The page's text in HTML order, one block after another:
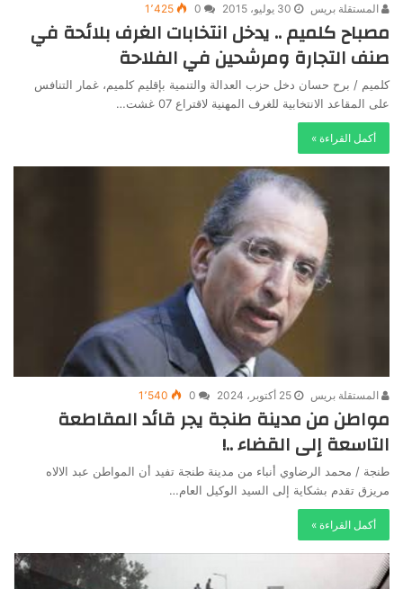
المستقلة بريس 30 يوليو، 2015 0 1٬425
مصباح كلميم .. يدخل انتخابات الغرف بلائحة في
صنف التجارة ومرشحين في الفلاحة‎
كلميم / برح حسان دخل حزب العدالة والتنمية بإقليم كلميم، غمار التنافس
على المقاعد الانتخابية للغرف المهنية لاقتراع 07 غشت…
أكمل القراءة »
المستقلة بريس 25 أكتوبر، 2024 0 1٬540
مواطن من مدينة طنجة يجر قائد المقاطعة
التاسعة إلى القضاء ..!
طنجة / محمد الرضاوي أنباء من مدينة طنجة تفيد أن المواطن عبد الالاه
مريزق تقدم بشكاية إلى السيد الوكيل العام…
أكمل القراءة »